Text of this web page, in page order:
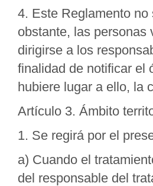
4. Este Reglamento
obstante, las personas
dirigirse a los
finalidad de notificar el
hubiere lugar a ello, la
Artículo 3. Ámbito
1. Se regirá por el
a) Cuando el
del responsable del